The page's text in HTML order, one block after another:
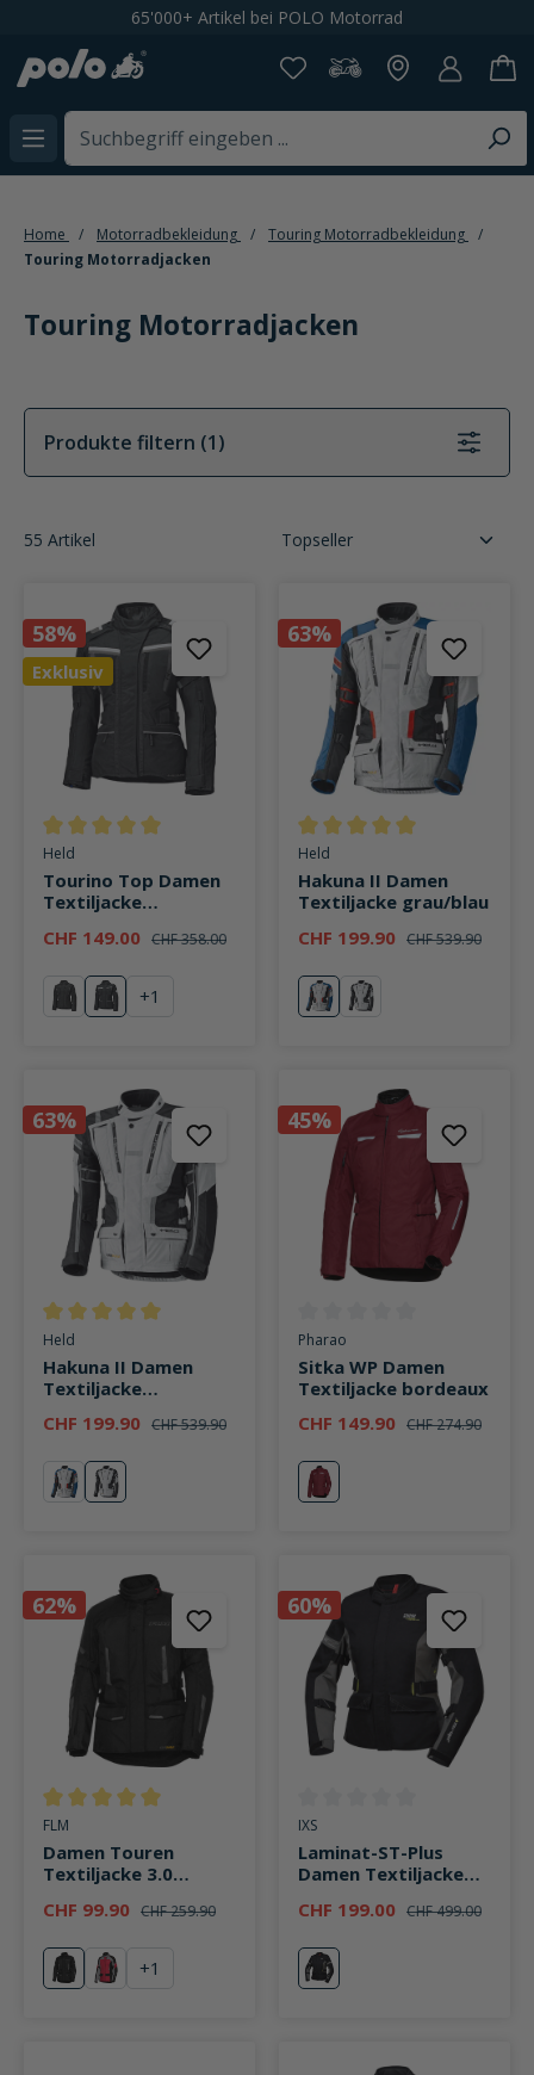
Kostenloser Versand ab CHF 199,-
Home Motorradbekleidung
Touring Motorradbekleidung
Touring Motorradjacken
Touring Motorradjacken
Produkte filtern (1)
55 Artikel
58%
Exklusiv
Durchschnittliche Bewertung von 5 von 5 Sternen
Held
Tourino Top Damen
Textiljacke
CHF 149.00 CHF 358.00
schwarzweiß
+1
63%
Durchschnittliche Bewertung
Held
Hakuna II Damen
Textiljacke grau/blau
CHF 199.90 CHF 539.90
blaugrau
63%
Durchschnittliche Bewertung von 5 von 5 Sternen
Held
Hakuna II Damen
Textiljacke
CHF 199.90 CHF 539.90
blaugrau
45%
Durchschnittliche Bewertung
Pharao
Sitka WP Damen
Textiljacke bordeaux
CHF 149.90 CHF 274.90
bordeaux
62%
Durchschnittliche Bewertung von 5 von 5 Sternen
FLM
Damen Touren
Textiljacke 3.0
CHF 99.90 CHF 259.90
schwarz
rot
+1
60%
Durchschnittliche Bewertung
IXS
Laminat-ST-Plus
Damen Textiljacke
CHF 199.00 CHF 499.00
grau